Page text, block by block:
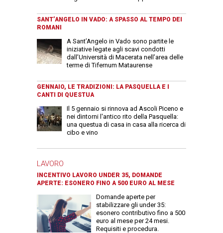
SANT’ANGELO IN VADO: A SPASSO AL TEMPO DEI
ROMANI
A Sant’Angelo in Vado sono partite le
iniziative legate agli scavi condotti
dall’Università di Macerata nell’area delle
terme di Tifernum Mataurense
GENNAIO, LE TRADIZIONI: LA PASQUELLA E I
CANTI DI QUESTUA
Il 5 gennaio si rinnova ad Ascoli Piceno e
nei dintorni l'antico rito della Pasquella:
una questua di casa in casa alla ricerca di
cibo e vino
LAVORO
INCENTIVO LAVORO UNDER 35, DOMANDE
APERTE: ESONERO FINO A 500 EURO AL MESE
Domande aperte per
stabilizzare gli under 35:
esonero contributivo fino a 500
euro al mese per 24 mesi.
Requisiti e procedura.